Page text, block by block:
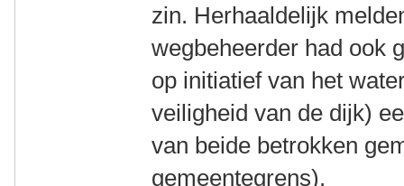
zin. Herhaaldelijk
wegbeheerder had ook
op initiatief van het
veiligheid van de dijk)
van beide betrokken
gemeentegrens).